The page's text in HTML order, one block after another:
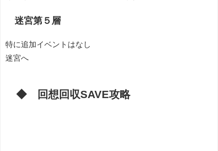
迷宮第５層
特に追加イベントはなし
迷宮へ
◆ 回想回収SAVE攻略